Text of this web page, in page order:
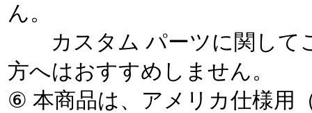
ん。
カスタム パーツに関して
方へはおすすめしません。
⑥ 本商品は、アメリカ仕様用